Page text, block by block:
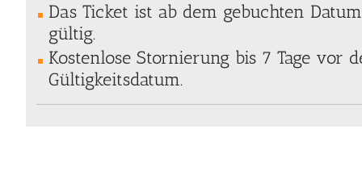
Das Ticket ist ab dem gebuchten
gültig.
Kostenlose Stornierung bis 7 Tage vor
Gültigkeitsdatum.